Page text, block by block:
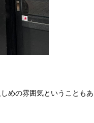
めの雰囲気ということもあ